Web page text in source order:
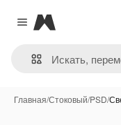
Close menu
Magnific
Главная/Стоковый/PSD/